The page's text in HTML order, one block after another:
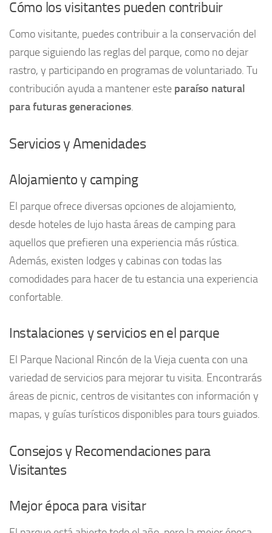
Cómo los visitantes pueden contribuir
Como visitante, puedes contribuir a la conservación del
parque siguiendo las reglas del parque, como no dejar
rastro, y participando en programas de voluntariado. Tu
contribución ayuda a mantener este paraíso natural
para futuras generaciones.
Servicios y Amenidades
Alojamiento y camping
El parque ofrece diversas opciones de alojamiento,
desde hoteles de lujo hasta áreas de camping para
aquellos que prefieren una experiencia más rústica.
Además, existen lodges y cabinas con todas las
comodidades para hacer de tu estancia una experiencia
confortable.
Instalaciones y servicios en el parque
El Parque Nacional Rincón de la Vieja cuenta con una
variedad de servicios para mejorar tu visita. Encontrarás
áreas de picnic, centros de visitantes con información y
mapas, y guías turísticos disponibles para tours guiados.
Consejos y Recomendaciones para
Visitantes
Mejor época para visitar